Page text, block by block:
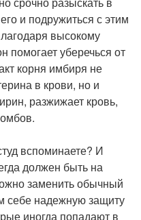
и подружиться с этим
высокому
помогает уберечься от
корня имбиря не
в крови, но и
разжижает кровь,
вспоминаете? И
должен быть на
заменить обычный
себе надежную защиту
иногда попадают в